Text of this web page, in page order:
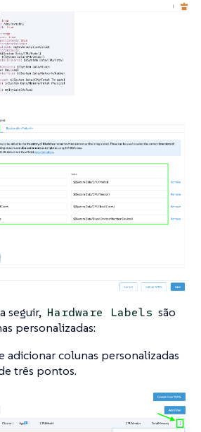
seguir, Hardware Labels são
personalizadas:
adicionar colunas personalizadas
três pontos.